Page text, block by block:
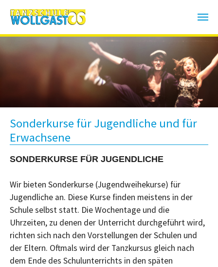
Zum Hauptinhalt springen
Sonderkurse für Jugendliche und für
Erwachsene
SONDERKURSE FÜR JUGENDLICHE
Wir bieten Sonderkurse (Jugendweihekurse) für
Jugendliche an. Diese Kurse finden meistens in der
Schule selbst statt. Die Wochentage und die
Uhrzeiten, zu denen der Unterricht durchgeführt wird,
richten sich nach den Vorstellungen der Schulen und
der Eltern. Oftmals wird der Tanzkursus gleich nach
dem Ende des Schulunterrichts in den späten